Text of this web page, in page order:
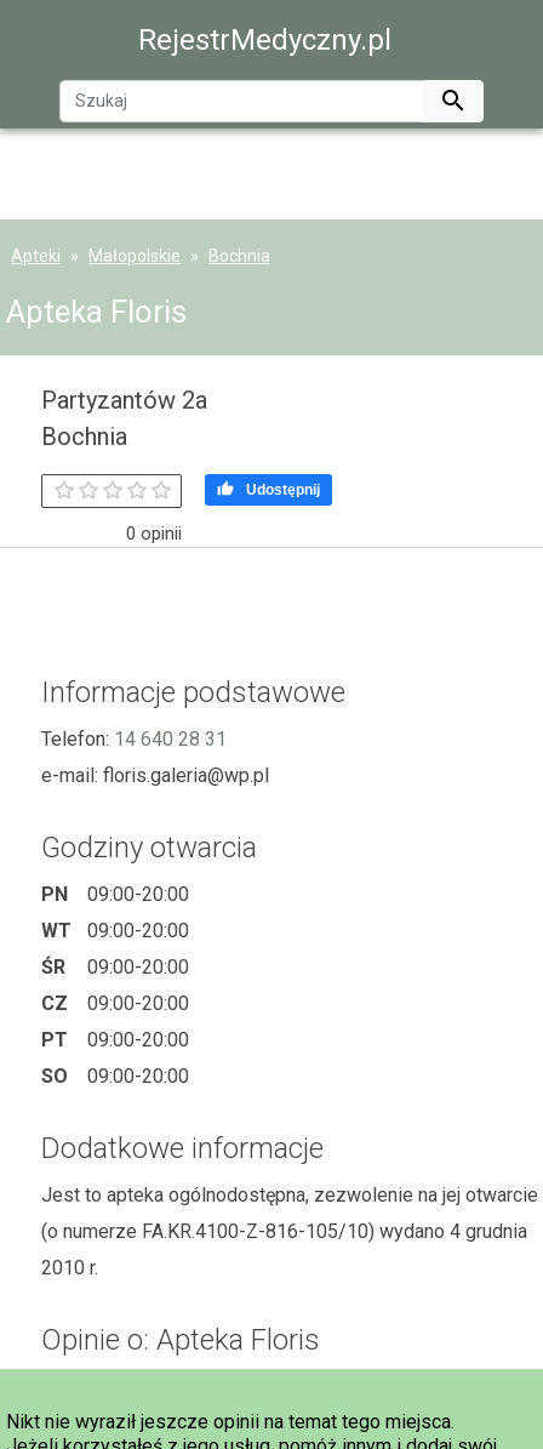
RejestrMedyczny.pl

Apteki Małopolskie Bochnia
Apteka Floris
Partyzantów 2a
Bochnia
0 opinii
 Udostępnij
Informacje podstawowe
Telefon: 14 640 28 31
e-mail: floris.galeria@wp.pl
Godziny otwarcia
PN
09:00-20:00
WT
09:00-20:00
ŚR
09:00-20:00
CZ
09:00-20:00
PT
09:00-20:00
SO
09:00-20:00
Dodatkowe informacje
Jest to apteka ogólnodostępna, zezwolenie na jej otwarcie
(o numerze FA.KR.4100-Z-816-105/10) wydano 4 grudnia
2010 r.
Opinie o: Apteka Floris
Nikt nie wyraził jeszcze opinii na temat tego miejsca.